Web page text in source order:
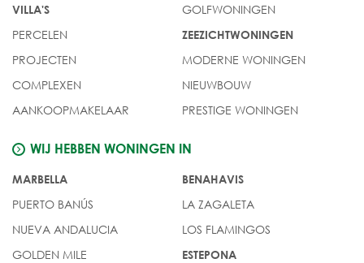
VILLA'S
PERCELEN
PROJECTEN
COMPLEXEN
AANKOOPMAKELAAR
GOLFWONINGEN
ZEEZICHTWONINGEN
MODERNE WONINGEN
NIEUWBOUW
PRESTIGE WONINGEN
WIJ HEBBEN WONINGEN IN
MARBELLA
PUERTO BANÚS
NUEVA ANDALUCIA
GOLDEN MILE
BENAHAVIS
LA ZAGALETA
LOS FLAMINGOS
ESTEPONA